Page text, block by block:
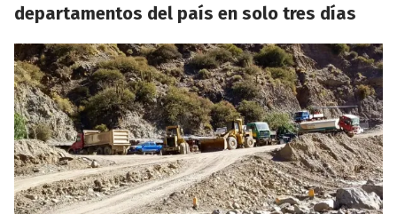
departamentos del país en solo tres días